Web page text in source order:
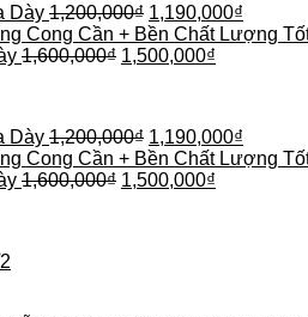
Dày 1,200,000₫ 1,190,000₫
Cong Cần + Bền Chất Lượng
1,600,000₫ 1,500,000₫
Dày 1,200,000₫ 1,190,000₫
Cong Cần + Bền Chất Lượng
1,600,000₫ 1,500,000₫